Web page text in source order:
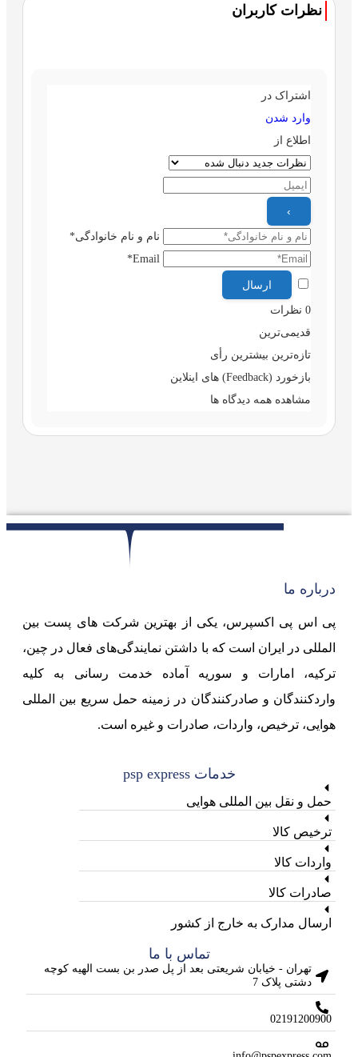
نظرات کاربران
اشتراک در
وارد شدن
اطلاع از
نام و نام خانوادگی*
Email*
0 نظرات
قدیمی‌ترین
تازه‌ترین بیشترین رأی
بازخورد (Feedback) های اینلاین
مشاهده همه دیدگاه ها
درباره ما
پی اس پی اکسپرس، یکی از بهترین شرکت های پست بین
المللی در ایران است که با داشتن نمایندگی‌های فعال در چین،
ترکیه، امارات و سوریه آماده خدمت رسانی به کلیه
واردکنندگان و صادرکنندگان در زمینه حمل سریع بین المللی
هوایی، ترخیص، واردات، صادرات و غیره است.
خدمات psp express
حمل و نقل بین المللی هوایی
ترخیص کالا
واردات کالا
صادرات کالا
ارسال مدارک به خارج از کشور
تماس با ما
تهران - خیابان شریعتی بعد از پل صدر بن بست الهیه کوچه
دشتی پلاک 7
02191200900